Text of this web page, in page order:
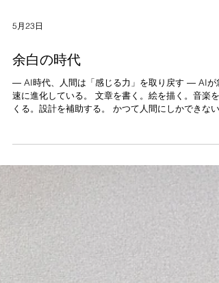
5月23日
― AI時代、人間は「感じる力」を取り戻す ― AIが急
くる。設計を補助する。 かつて人間にしかできない
思われていた行為を、AIは次々と担い始めている。
れど私は、だからこそ逆に、これからの時代に最も
切になるのは「人間の感覚」なのではないかと思っ
いる。 風を感じること。光を感じること。空気を感
ること。場の気配を感じること。 そして、言葉にな
ない違和感や、なぜか心地よいと感じる感覚。 それ
は、数値や情報だけでは扱いきれない。 私は建築と
う仕事を通じて、長年、そうした“感じること”の大切